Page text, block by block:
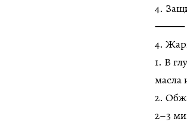
4.
⸻
4.
1. В
масла
2.
2–3